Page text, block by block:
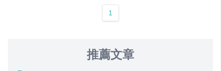
1
推薦文章